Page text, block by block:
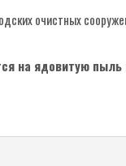
очистных
на ядовитую пыль